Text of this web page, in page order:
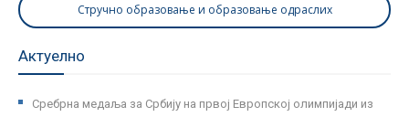
Стручно образовање и образовање одраслих
Актуелно
Сребрна медаља за Србију на првој Европској олимпијади из